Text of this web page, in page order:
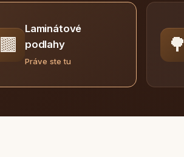
🟫
Laminátové
podlahy
Práve ste tu
🌳